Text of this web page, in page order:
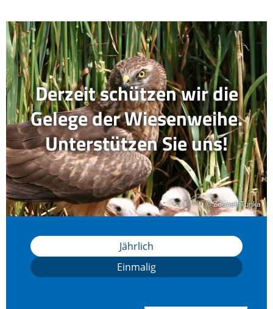
© Zdenek Tunka
© Zdenek Tunka
Derzeit schützen wir die
Gelege der Wiesenweihe.
Unterstützen Sie uns!
Jährlich
Einmalig